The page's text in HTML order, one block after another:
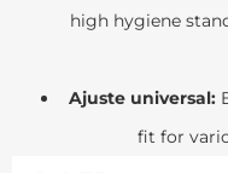
high hygiene
Ajuste universal:
fit for